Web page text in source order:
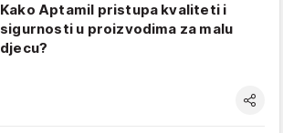
Kako Aptamil pristupa kvaliteti i
sigurnosti u proizvodima za malu
djecu?